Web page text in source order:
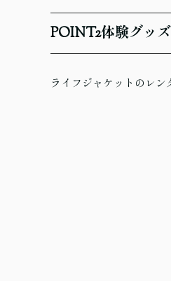
POINT2体験グッ
ライフジャケットのレン